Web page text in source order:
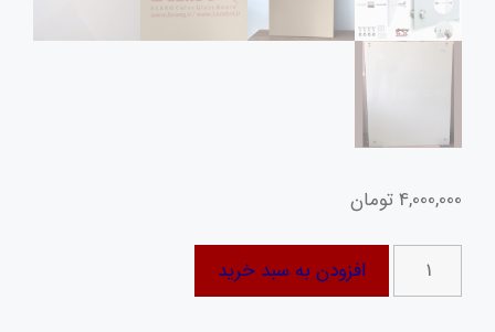
4,000,000تومان
تخته
وایت
افزودن به سبد خرید